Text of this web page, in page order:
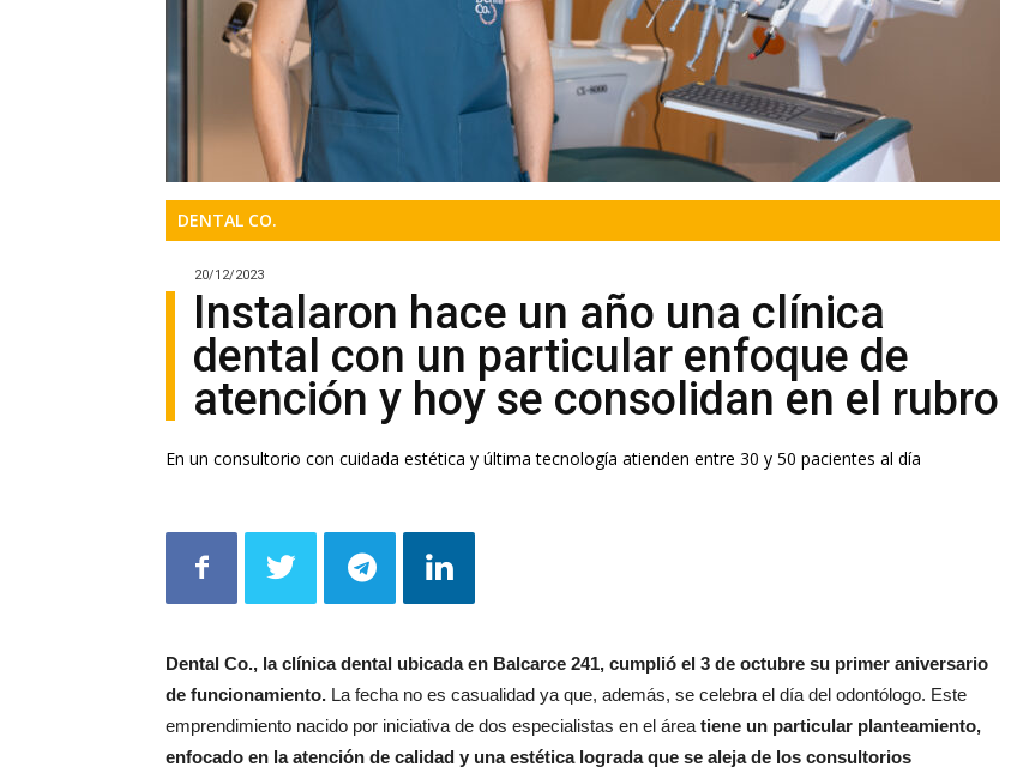
serio
DENTAL CO.
20/12/2023
Instalaron hace un año una clínica
dental con un particular enfoque de
atención y hoy se consolidan en el rubro
En un consultorio con cuidada estética y última tecnología atienden entre 30 y 50 pacientes al día
Dental Co., la clínica dental ubicada en Balcarce 241, cumplió el 3 de octubre su primer aniversario
de funcionamiento. La fecha no es casualidad ya que, además, se celebra el día del odontólogo. Este
emprendimiento nacido por iniciativa de dos especialistas en el área tiene un particular planteamiento,
enfocado en la atención de calidad y una estética lograda que se aleja de los consultorios